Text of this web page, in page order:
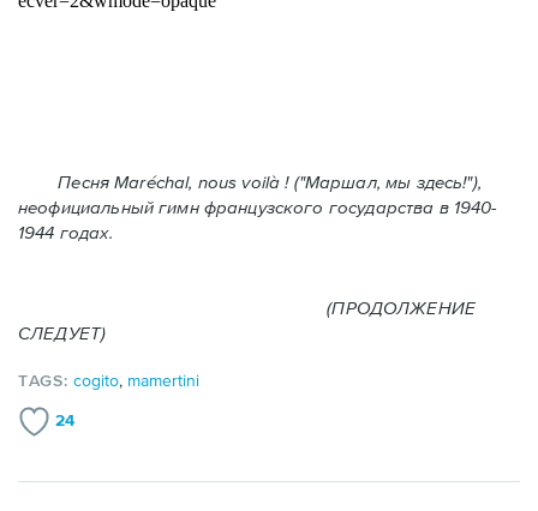
Песня Maréchal, nous voilà ! ("Маршал, мы здесь!"),
неофициальный гимн французского государства в 1940-
1944 годах.
(ПРОДОЛЖЕНИЕ
СЛЕДУЕТ)
TAGS:cogito, mamertini
24